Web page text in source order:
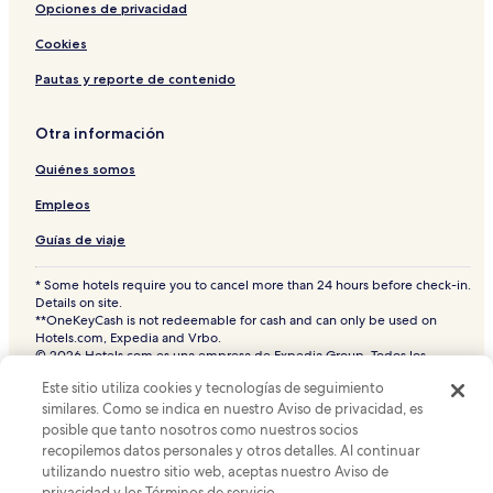
Hoteles de negocios en Sun Valley
Hoteles cerca de Mountain Home Air Force Base, base de la
Hoteles con gimnasio en Sun Valley
Hoteles con cocina en Idaho
Hoteles cerca de Estación de ski Dollar Mountain
Hoteles en Jerome
Hoteles de lujo en Sun Valley
Hoteles cerca de Liberty Theater
Hoteles 3 estrellas en Sun Valley
Hoteles en Base de la Fuerza Aérea Mountain Home
Opciones de privacidad
Cookies
Pautas y reporte de contenido
Otra información
Quiénes somos
Empleos
Guías de viaje
* Some hotels require you to cancel more than 24 hours before check-in.
Details on site.
**OneKeyCash is not redeemable for cash and can only be used on
Hotels.com, Expedia and Vrbo.
© 2026 Hotels.com es una empresa de Expedia Group. Todos los
Hoteles.com y el logotipo de Hoteles.com son marcas comerciales o
marcas comerciales registradas de Hotels.com, L.P. CST# 2029030-50.
Este sitio utiliza cookies y tecnologías de seguimiento
similares. Como se indica en nuestro Aviso de privacidad, es
posible que tanto nosotros como nuestros socios
recopilemos datos personales y otros detalles. Al continuar
utilizando nuestro sitio web, aceptas nuestro Aviso de